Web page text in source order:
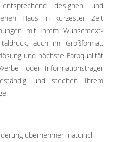
designen und
Haus in kürzester Zeit
mit Ihrem Wunschtext-
auch im Großformat,
und höchste Farbqualität
oder Informationsträger
und stechen Ihrem
übernehmen natürlich